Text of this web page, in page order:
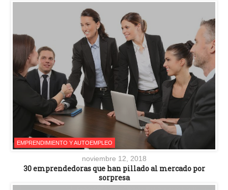
EMPRENDIMIENTO Y AUTOEMPLEO
noviembre 12, 2018
30 emprendedoras que han pillado al mercado por
sorpresa